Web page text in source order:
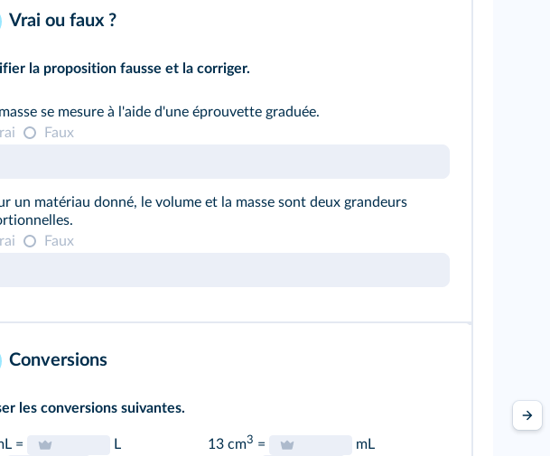
Vrai ou faux ?
la proposition fausse et la corriger.
se mesure à l'aide d'une éprouvette graduée.
Faux
un matériau donné, le volume et la masse sont deux grandeurs
Faux
Conversions
les conversions suivantes.
=
L
13 cm3 =
mL